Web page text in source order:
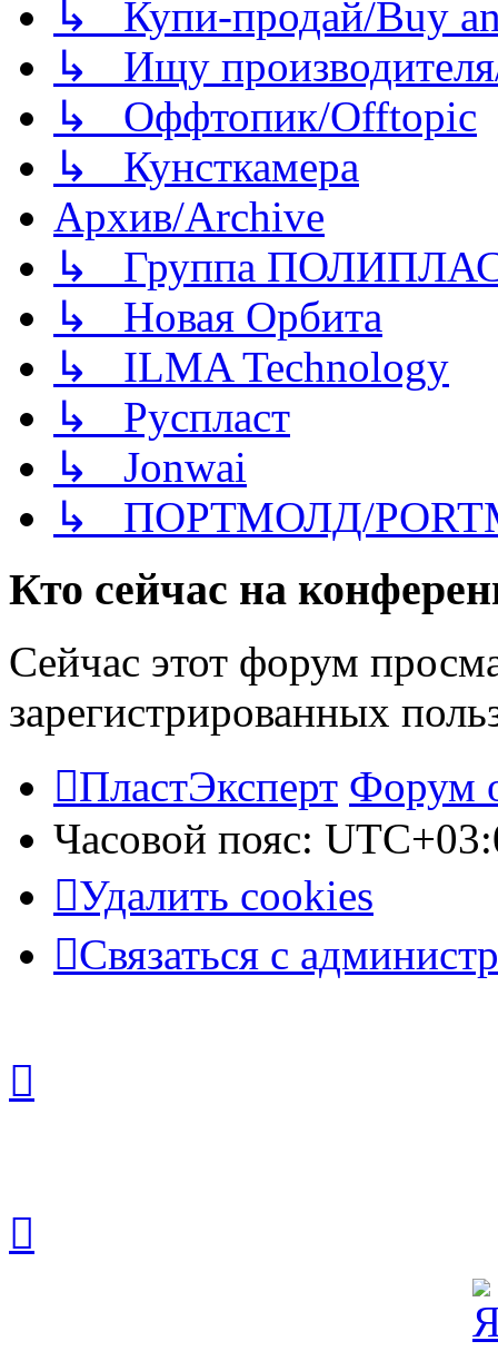
↳ Купи-продай/Buy
↳ Ищу
↳ Оффтопик/Offtopic
↳ Кунсткамера
Архив/Archive
↳ Группа
↳ Новая Орбита
↳ ILMA Technology
↳ Руспласт
↳ Jonwai
↳ ПОРТМОЛД/
Кто сейчас на
Сейчас этот форум
зарегистрированных
ПластЭксперт Форум
Часовой пояс:
Удалить cookies
Связаться с